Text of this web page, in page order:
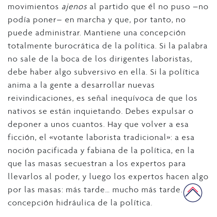
movimientos ajenos al partido que él no puso –no
podía poner– en marcha y que, por tanto, no
puede administrar. Mantiene una concepción
totalmente burocrática de la política. Si la palabra
no sale de la boca de los dirigentes laboristas,
debe haber algo subversivo en ella. Si la política
anima a la gente a desarrollar nuevas
reivindicaciones, es señal inequívoca de que los
nativos se están inquietando. Debes expulsar o
deponer a unos cuantos. Hay que volver a esa
ficción, el «votante laborista tradicional»: a esa
noción pacificada y fabiana de la política, en la
que las masas secuestran a los expertos para
llevarlos al poder, y luego los expertos hacen algo
por las masas: más tarde… mucho más tarde. La
concepción hidráulica de la política.